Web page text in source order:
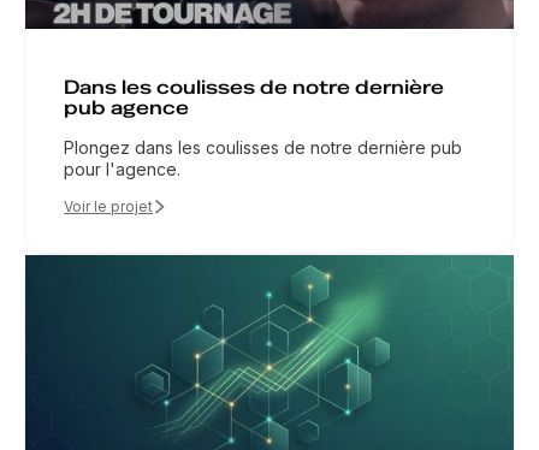
Dans les coulisses de notre dernière
pub agence
Plongez dans les coulisses de notre dernière pub
pour l'agence.
Voir le projet